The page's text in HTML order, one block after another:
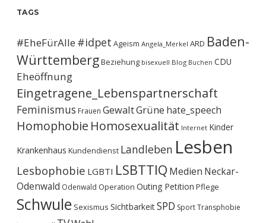
TAGS
#EheFürAlle#idpet Ageism Angela_Merkel ARD Baden-
WürttembergBeziehung bisexuell Blog Buchen CDU
Eheöffnung
Eingetragene_Lebenspartnerschaft
Feminismus Frauen GewaltGrüne hate_speech
Homophobie Homosexualität Internet Kinder
Krankenhaus Kundendienst Landleben Lesben
Lesbophobie LGBTI LSBTTIQ Medien Neckar-
Odenwald Odenwald Operation Outing Petition Pflege
Schwule Sexismus SichtbarkeitSPD SportTransphobie